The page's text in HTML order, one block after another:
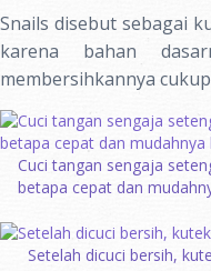
Snails disebut sebagai
karena bahan
membersihkannya
Cuci tangan sengaja
betapa cepat dan
Setelah dicuci bersih,